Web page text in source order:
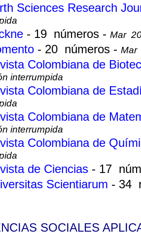
Sciences Research
- 19 números - Mar
- 20 números - Mar
Colombiana de
interrumpida
Colombiana de
Colombiana de
interrumpida
Colombiana de
de Ciencias - 17
Scientiarum - 34
SOCIALES